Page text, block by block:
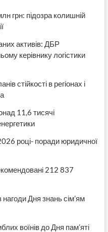
грн: підозра колишній
активів: ДБР
керівнику логістики
стійкості в регіонах і
11,6 тисячі
році- поради юридичної
212 837
Дня знань сім’ям
воїнів до Дня пам’яті